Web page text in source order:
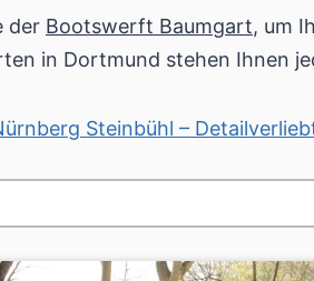
der Bootswerft Baumgart, um
in Dortmund stehen Ihnen
Steinbühl –